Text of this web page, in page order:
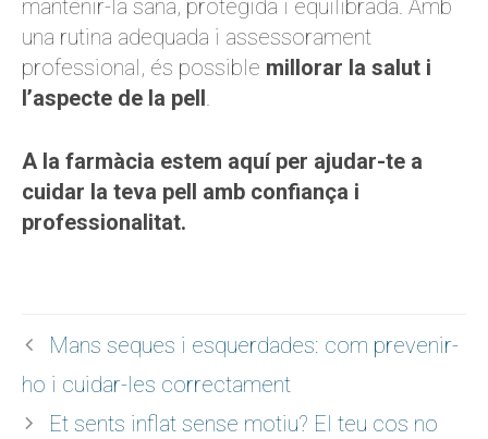
mantenir-la sana, protegida i equilibrada. Amb
una rutina adequada i assessorament
professional, és possible millorar la salut i
l’aspecte de la pell.
A la farmàcia estem aquí per ajudar-te a
cuidar la teva pell amb confiança i
professionalitat.
Mans seques i esquerdades: com prevenir-
ho i cuidar-les correctament
Et sents inflat sense motiu? El teu cos no